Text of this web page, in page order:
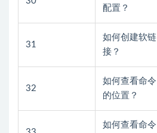
配置？
31
如何创建软链
接？
32
如何查看命令
的位置？
如何查看命令